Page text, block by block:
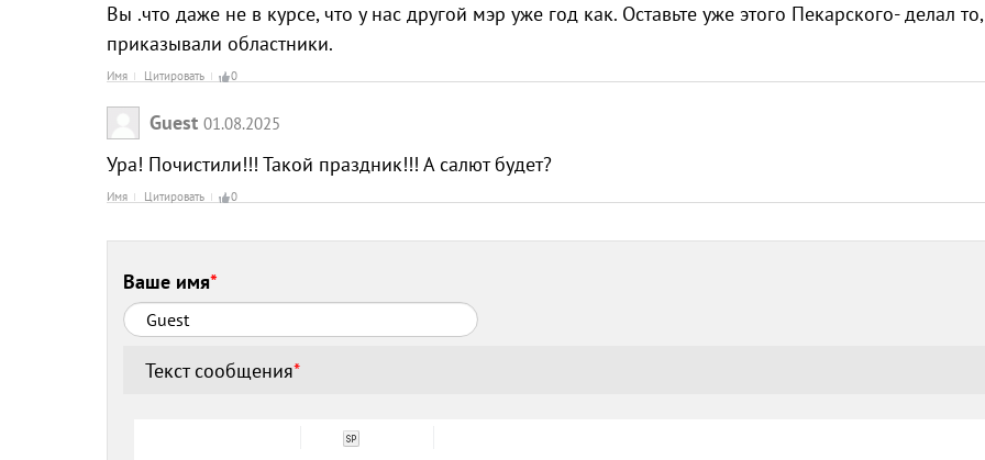
Вы .что даже не в курсе, что у нас другой мэр уже год как. Оставьте уже этого Пекарского- делал
приказывали областники.
Имя Цитировать 0
Guest 01.08.2025
Ура! Почистили!!! Такой праздник!!! А салют будет?
Имя Цитировать 0
Ваше имя*
Текст сообщения*